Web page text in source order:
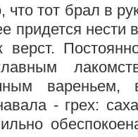
тот брал в
придется нести
вареньем,
- грех: